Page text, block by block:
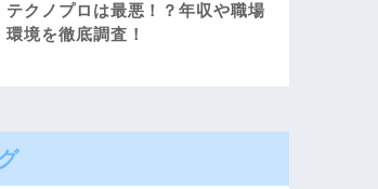
テクノプロは最悪！？年収や職場
環境を徹底調査！